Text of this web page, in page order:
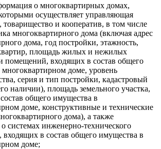
о многоквартирных домах,
осуществляет управляющая
товарищество и кооператив, в том числе
многоквартирного дома (включая адрес
дома, год постройки, этажность,
площадь жилых и нежилых
помещений, входящих в состав общего
доме, уровень
серия и тип постройки, кадастровый
наличии), площадь земельного участка,
общего имущества в
доме, конструктивные и технические
дома), а также
системах инженерно-технического
входящих в состав общего имущества в
доме;